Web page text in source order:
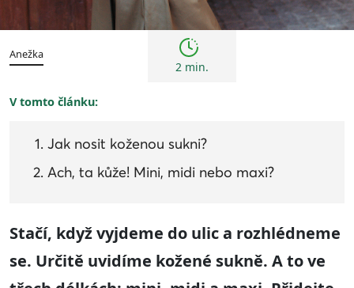
Trendy
Anežka
2 min.
V tomto článku:
Jak nosit koženou sukni?
Ach, ta kůže! Mini, midi nebo maxi?
Stačí, když vyjdeme do ulic a rozhlédneme
se. Určitě uvidíme kožené sukně. Atove